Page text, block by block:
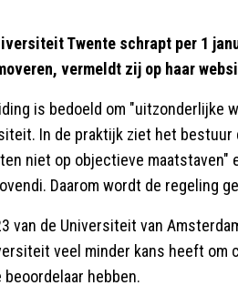
Twente schrapt per 1
vermeldt zij op haar
is bedoeld om "uitzonderlijke
In de praktijk ziet het bestuur
niet op objectieve maatstaven"
Daarom wordt de regeling
van de Universiteit van
veel minder kans heeft om
hebben.